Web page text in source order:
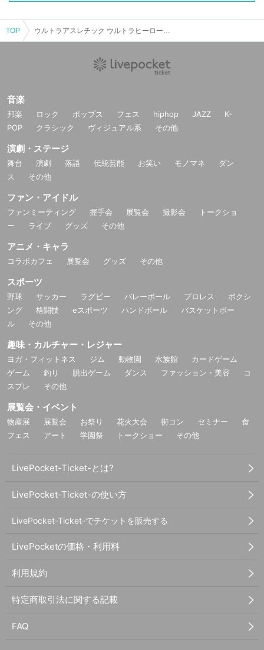
TOP
音楽
邦楽 ロック ポップス フェス hiphop JAZZ
K-
POP
クラシック ヴィジュアル系 その他
演劇・ステージ
舞台 演劇 落語 伝統芸能 お笑い モノマネ
ダン
ス
その他
ファン・アイドル
ファンミーティング 握手会 展覧会 撮影会
トークショ
ー
ライブ グッズ その他
アニメ・キャラ
コラボカフェ 展覧会 グッズ その他
スポーツ
野球 サッカー ラグビー バレーボール プロレス
ボクシ
ング
格闘技 eスポーツ ハンドボール
バスケットボー
ル
その他
趣味・カルチャー・レジャー
ヨガ・フィットネス ジム 動物園 水族館
カードゲーム
ゲーム
釣り 脱出ゲーム ダンス ファッション・美容
コ
スプレ
その他
展覧会・イベント
物産展 展覧会 お祭り 花火大会 街コン セミナー
食
フェス
アート 学園祭 トークショー その他
LivePocket-Ticket-とは?
LivePocket-Ticket-の使い方
LivePocket-Ticket-でチケットを販売する
LivePocketの価格・利用料
利用規約
特定商取引法に関する記載
FAQ